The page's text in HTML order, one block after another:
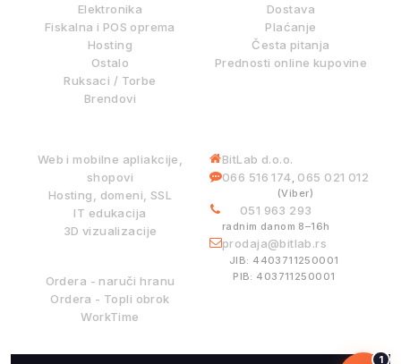
Elektronika
Fiskalna i POS oprema
Hosting
Ostalo
Ruksaci / Torbe
Brendovi
Dostava
Plaćanje
Česta pitanja
Prednosti online kupovine
Web i mobilne apliakcije,
shopovi
Hosting, domeni, SSL
IT edukacija
3D vizualizacije
Ordera - naruči hranu
Ordera - Topli obrok
WorkTime
BitLab d.o.o.
066 516 174, 065 021 012
(Viber)
051 963 293
radnim danom 8–16h
prodaja@bitlab.rs
JIB: 4403711250001
PIB: 403711250001
1